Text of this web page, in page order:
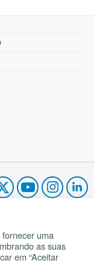
uma
as suas
em “Aceitar